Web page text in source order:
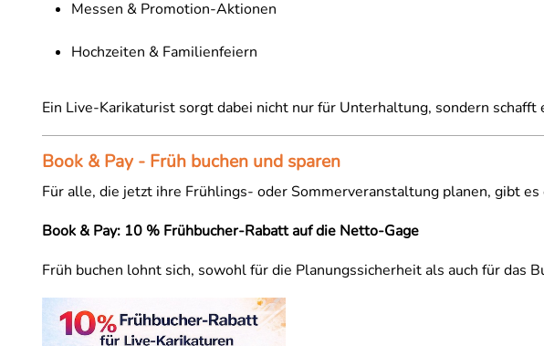
Messen & Promotion-Aktionen
Hochzeiten & Familienfeiern
Ein Live-Karikaturist sorgt dabei nicht nur für Unterhaltung, sondern
Book & Pay - Früh buchen und sparen
Für alle, die jetzt ihre Frühlings- oder Sommerveranstaltung planen, gibt
Book & Pay: 10 % Frühbucher-Rabatt auf die Netto-Gage
Früh buchen lohnt sich, sowohl für die Planungssicherheit als auch für das